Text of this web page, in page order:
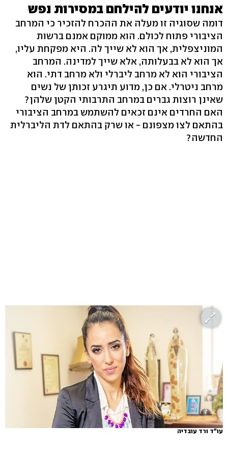
אנחנו יודעים להילחם במסירות נפש
דומה שסוגיה זו מעלה את ההכרח להזכיר כי המרחב
הציבורי פתוח לכולם. הוא ממוקם אמנם ברשות
המוניצפלית, אך הוא לא שייך לה. היא מפקחת עליו,
אך הוא לא בבעלותה, אלא שייך למדינה. המרחב
הציבורי הוא לא מרחב ליברלי ולא מרחב דתי. הוא
מרחב ניטרלי. אם כן, מדוע תיגרע זכותן של נשים
שאינן רוצות גברים במרחב התרבותי הקטן שלהן?
האם החרדים אינם זכאים להשתמש במרחב הציבורי
בהתאם לצו מצפונם - או שרק בהתאם לדת הליברלית
החדשה?
עו"ד ורד עובדיה